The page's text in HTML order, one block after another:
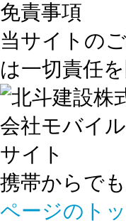
免責事項
当サイトの
は一切責任
携帯からで
ページのト